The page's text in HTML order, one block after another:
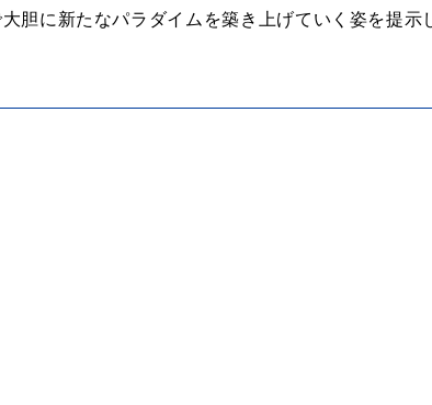
胆に新たなパラダイムを築き上げていく姿を提示